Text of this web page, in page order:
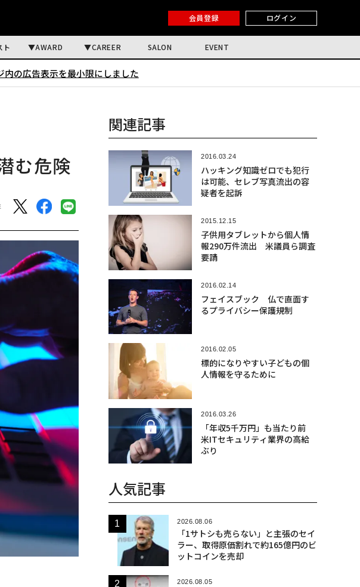
会員登録 ログイン
ト AWARD CAREER SALON EVENT
内の広告表示を最小限にしました
む危険
関連記事
2016.03.24
ハッキング知識ゼロでも犯行
は可能、セレブ写真流出の容
疑者を起訴
2015.12.15
子供用タブレットから個人情
報290万件流出 米議員ら調査
要請
2016.02.14
フェイスブック 仏で直面す
るプライバシー保護規制
2016.02.05
標的になりやすい子どもの個
人情報を守るために
2016.03.26
「年収5千万円」も当たり前
米ITセキュリティ業界の高給
ぶり
人気記事
2026.08.06
「1サトシも売らない」と主張のセイ
ラー、取得原価割れで約165億円のビ
ットコインを売却
2026.08.05